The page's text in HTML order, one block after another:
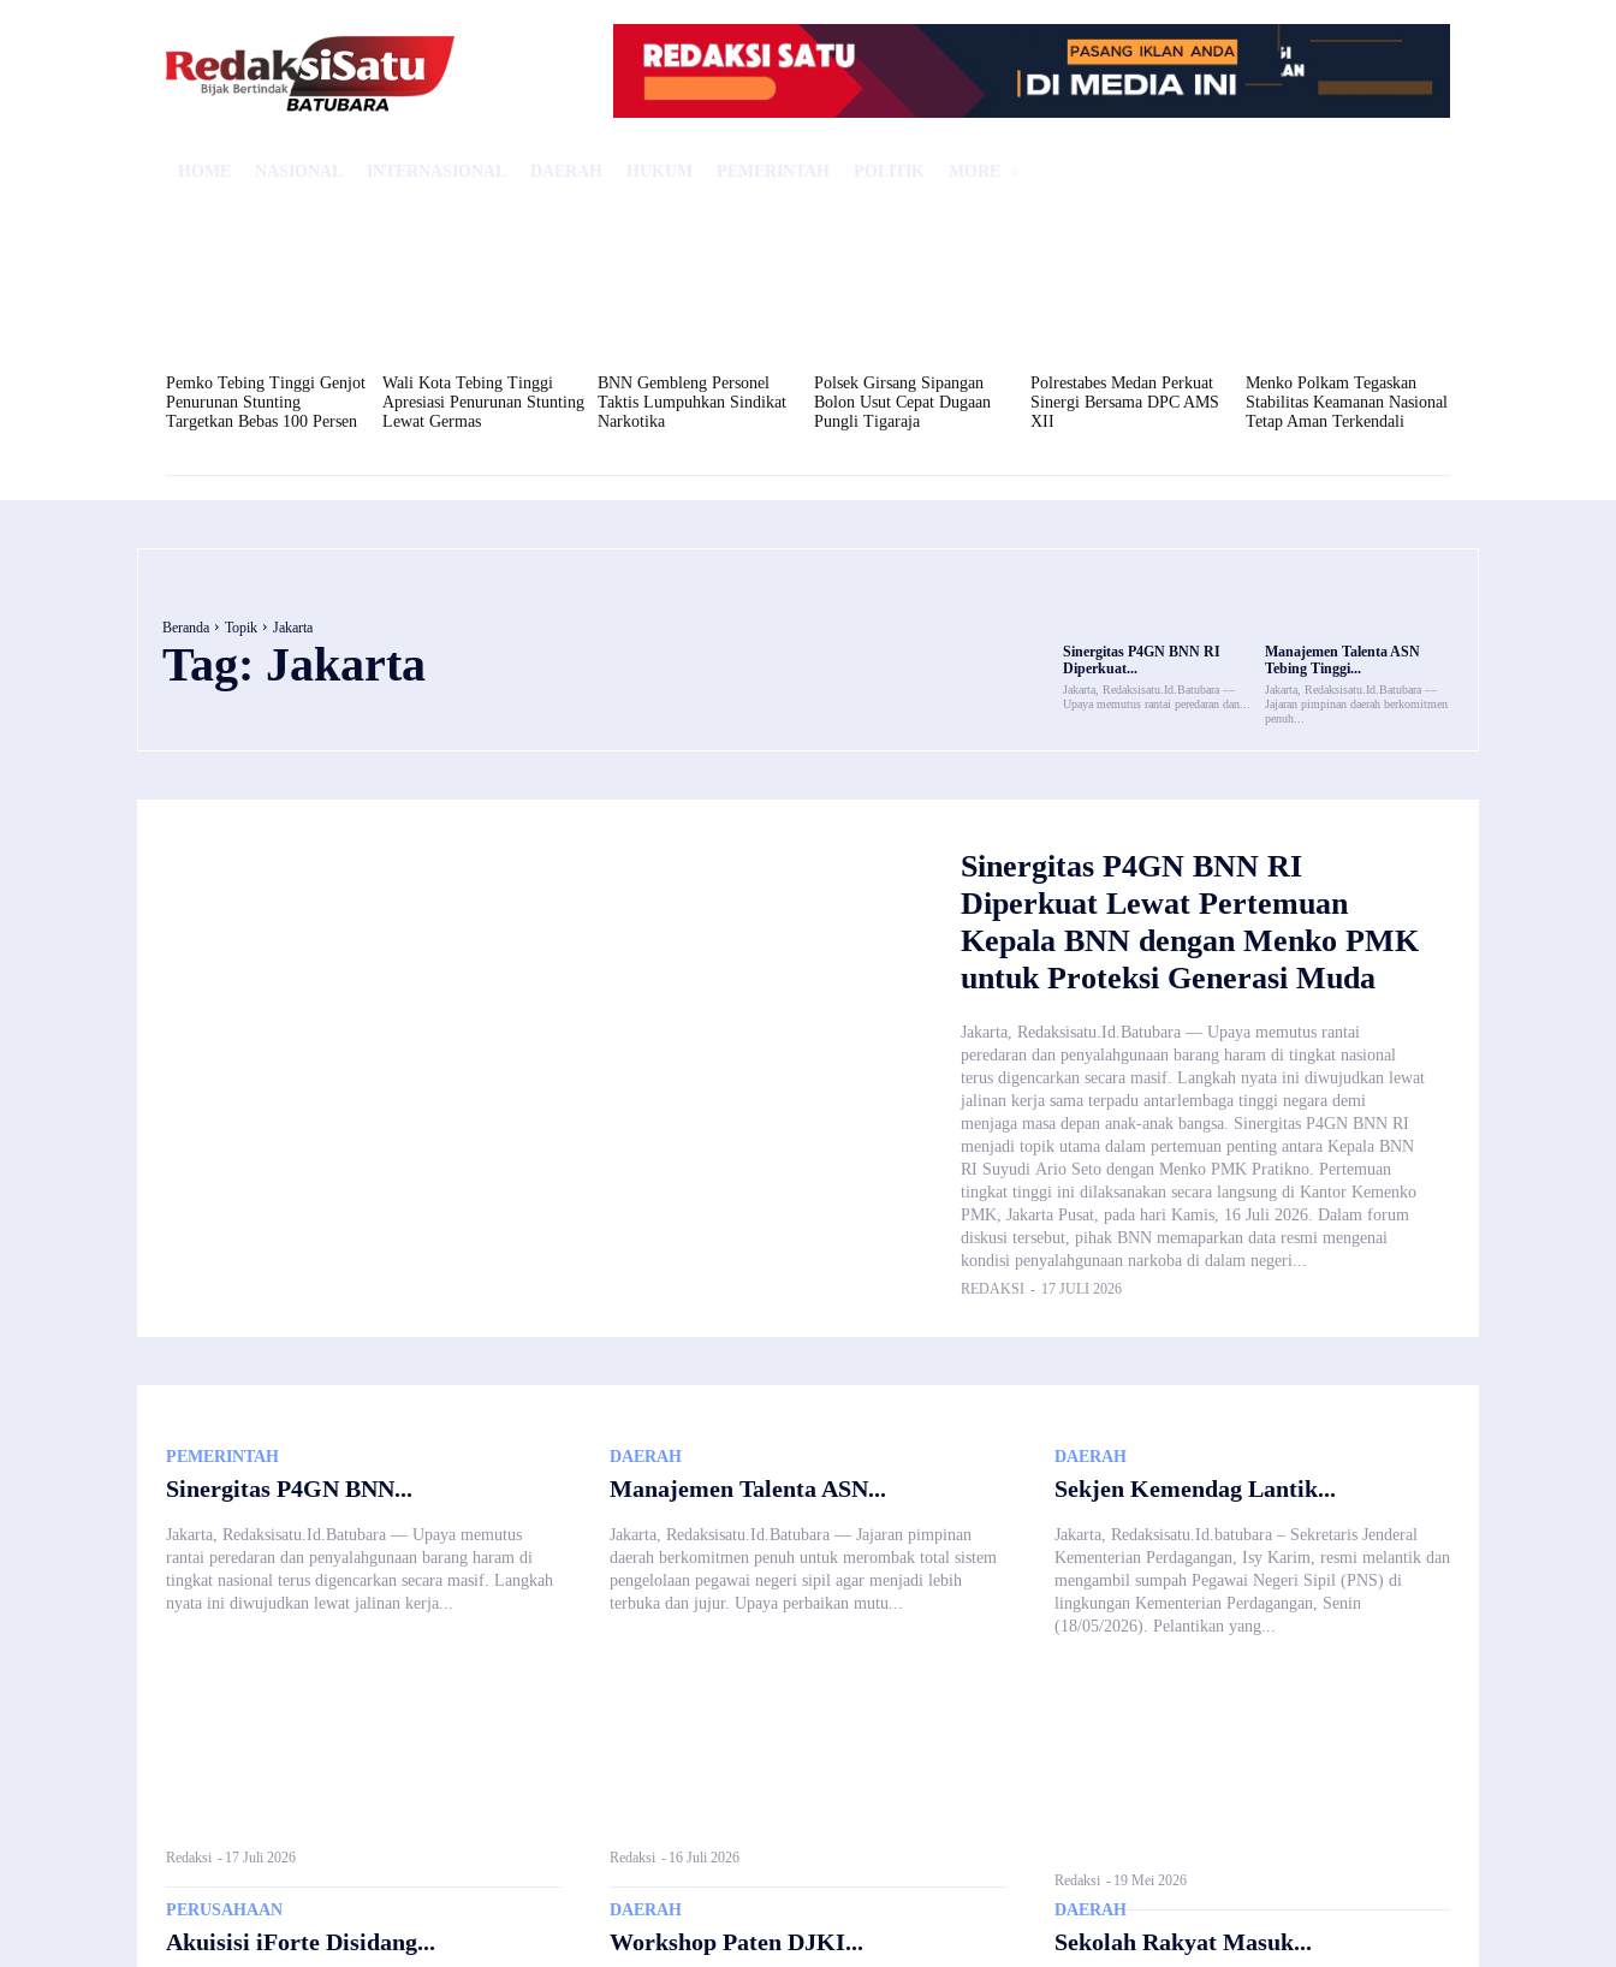
Pemko Tebing Tinggi Genjot
Penurunan Stunting
Targetkan Bebas 100 Persen
Wali Kota Tebing Tinggi
Apresiasi Penurunan Stunting
Lewat Germas
BNN Gembleng Personel
Taktis Lumpuhkan Sindikat
Narkotika
Polsek Girsang Sipangan
Bolon Usut Cepat Dugaan
Pungli Tigaraja
Polrestabes Medan Perkuat
Sinergi Bersama DPC AMS
XII
Menko Polkam Tegaskan
Stabilitas Keamanan Nasional
Tetap Aman Terkendali
Beranda Topik Jakarta ‎
Tag: Jakarta ‎
Sinergitas P4GN BNN RI
Diperkuat...
Jakarta, Redaksisatu.Id.Batubara —
Upaya memutus rantai peredaran dan...
Manajemen Talenta ASN
Tebing Tinggi...
Jakarta, Redaksisatu.Id.Batubara —
Jajaran pimpinan daerah berkomitmen
penuh...
Sinergitas P4GN BNN RI
Diperkuat Lewat Pertemuan
Kepala BNN dengan Menko PMK
untuk Proteksi Generasi Muda
Jakarta, Redaksisatu.Id.Batubara — Upaya memutus rantai
peredaran dan penyalahgunaan barang haram di tingkat nasional
terus digencarkan secara masif. Langkah nyata ini diwujudkan lewat
jalinan kerja sama terpadu antarlembaga tinggi negara demi
menjaga masa depan anak-anak bangsa. Sinergitas P4GN BNN RI
menjadi topik utama dalam pertemuan penting antara Kepala BNN
RI Suyudi Ario Seto dengan Menko PMK Pratikno. Pertemuan
tingkat tinggi ini dilaksanakan secara langsung di Kantor Kemenko
PMK, Jakarta Pusat, pada hari Kamis, 16 Juli 2026. Dalam forum
diskusi tersebut, pihak BNN memaparkan data resmi mengenai
kondisi penyalahgunaan narkoba di dalam negeri...
REDAKSI - 17 JULI 2026
PEMERINTAH
Sinergitas P4GN BNN...
Jakarta, Redaksisatu.Id.Batubara — Upaya memutus
rantai peredaran dan penyalahgunaan barang haram di
tingkat nasional terus digencarkan secara masif. Langkah
nyata ini diwujudkan lewat jalinan kerja...
Redaksi - 17 Juli 2026
DAERAH
Manajemen Talenta ASN...
Jakarta, Redaksisatu.Id.Batubara — Jajaran pimpinan
daerah berkomitmen penuh untuk merombak total sistem
pengelolaan pegawai negeri sipil agar menjadi lebih
terbuka dan jujur. Upaya perbaikan mutu...
Redaksi - 16 Juli 2026
DAERAH
Sekjen Kemendag Lantik...
Jakarta, Redaksisatu.Id.batubara – Sekretaris Jenderal
Kementerian Perdagangan, Isy Karim, resmi melantik dan
mengambil sumpah Pegawai Negeri Sipil (PNS) di
lingkungan Kementerian Perdagangan, Senin
(18/05/2026). Pelantikan yang...
Redaksi - 19 Mei 2026
PERUSAHAAN
Akuisisi iForte Disidang...
DAERAH
Workshop Paten DJKI...
DAERAH
Sekolah Rakyat Masuk...